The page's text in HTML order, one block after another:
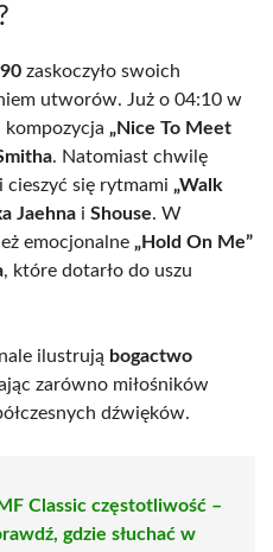
zaskoczyło swoich
utworów. Już o 04:10 w
kompozycja „Nice To Meet
. Natomiast chwilę
się rytmami „Walk
Jaehna i Shouse. W
emocjonalne „Hold On Me”
, które dotarło do uszu
ilustrują bogactwo
zarówno miłośników
dźwięków.
Classic częstotliwość –
gdzie słuchać w